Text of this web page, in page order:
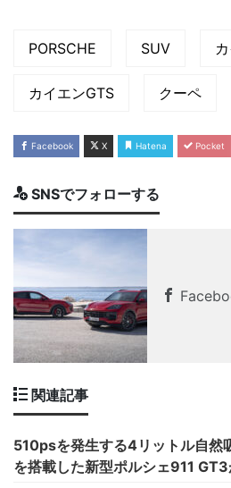
PORSCHE SUV
カイエンGTS クーペ
Facebook X Hatena Pocket
SNSでフォローする
関連記事
510psを発生する4リットル自然
を搭載した新型ポルシェ911